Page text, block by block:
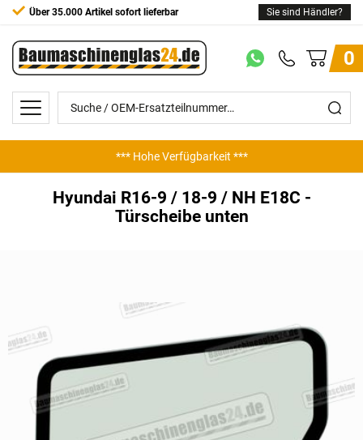
Über 35.000 Artikel sofort lieferbar Sie sind Händler?
0
*** Hohe Verfügbarkeit ***
Hyundai R16-9 / 18-9 / NH E18C -
Türscheibe unten